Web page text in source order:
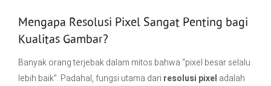
Mengapa Resolusi Pixel Sangat Penting bagi
Kualitas Gambar?
Banyak orang terjebak dalam mitos bahwa “pixel besar selalu
lebih baik”. Padahal, fungsi utama dari resolusi pixel adalah